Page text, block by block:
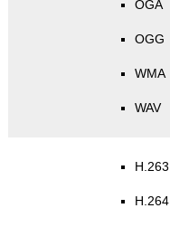
OGA
OGG
WMA
WAV
H.263
H.264